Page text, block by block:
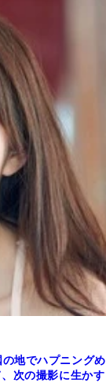
地でハプニングめ
次の撮影に生かす